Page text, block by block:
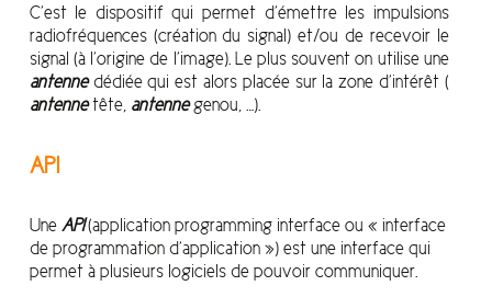
C’est le dispositif qui permet d’émettre les impulsions
radiofréquences (création du signal) et/ou de recevoir le
signal (à l’origine de l’image). Le plus souvent on utilise une
antennedédiée qui est alors placée sur la zone d’intérêt (
antennetête, antennegenou, …).
API
Une API(application programming interface ou « interface
de programmation d’application ») est une interface qui
permet à plusieurs logiciels de pouvoir communiquer.